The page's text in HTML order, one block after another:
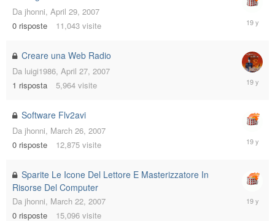
Da jhonni, April 29, 2007
0 risposte 11,043 visite
April
29,
Creare una Web Radio
Da luigi1986, April 27, 2007
1 risposta 5,964 visite
April
27,
Software Flv2avi
Da jhonni, March 26, 2007
0 risposte 12,875 visite
March
26,
Sparite Le Icone Del Lettore E Masterizzatore In
Risorse Del Computer
Da jhonni, March 22, 2007
0 risposte 15,096 visite
March
22,